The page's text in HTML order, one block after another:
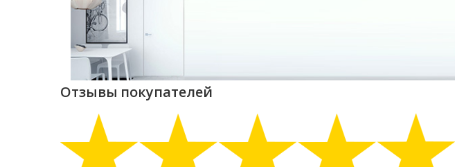
Отзывы покупателей